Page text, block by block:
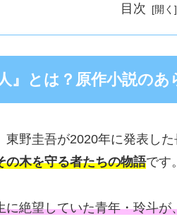
目次
』とは？原作小説の
東野圭吾が2020年に発表した
の木を守る者たちの物語です。
絶望していた青年・玲斗が